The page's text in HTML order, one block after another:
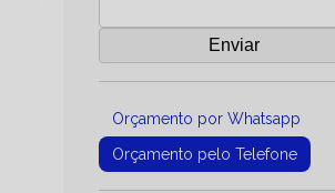
Orçamento por Whatsapp
Orçamento pelo Telefone